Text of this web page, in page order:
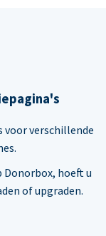
voor verschillende
hoeft u
of upgraden.